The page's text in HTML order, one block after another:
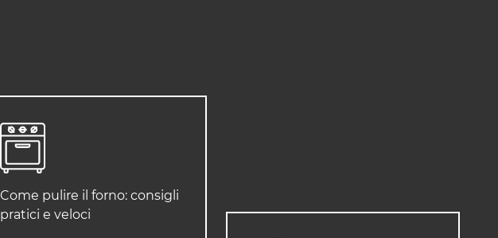
Come pulire il forno: consigli
pratici e veloci